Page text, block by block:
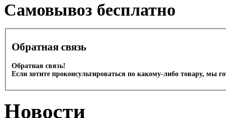
Cамовывоз бесплатно
Обратная связь
Обратная связь!
Если хотите проконсультироваться по какому-либо товару, мы
Новости